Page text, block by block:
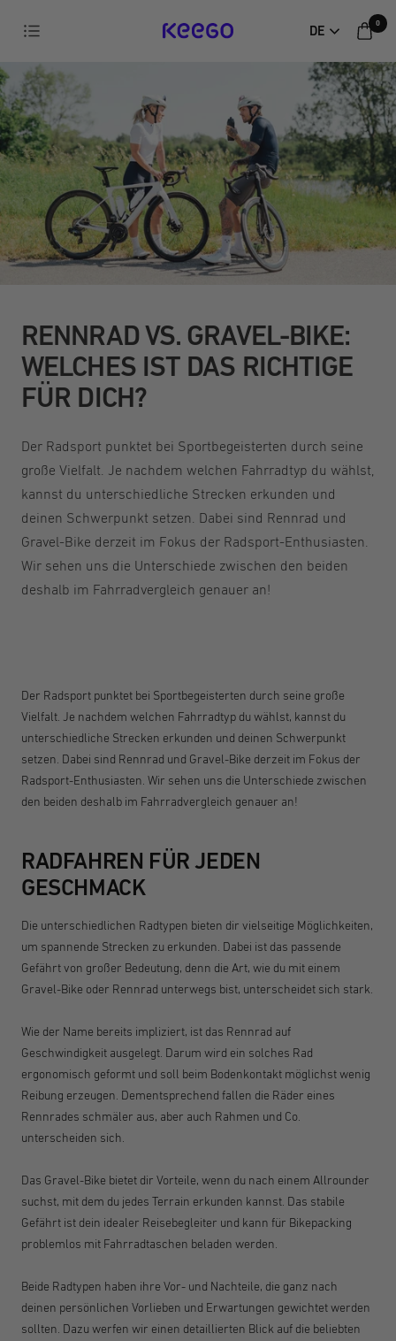
Navigation KEEGO DE
0
RENNRAD VS. GRAVEL-BIKE:
WELCHES IST DAS RICHTIGE
FÜR DICH?
Der Radsport punktet bei Sportbegeisterten durch seine
große Vielfalt. Je nachdem welchen Fahrradtyp du wählst,
kannst du unterschiedliche Strecken erkunden und
deinen Schwerpunkt setzen. Dabei sind Rennrad und
Gravel-Bike derzeit im Fokus der Radsport-Enthusiasten.
Wir sehen uns die Unterschiede zwischen den beiden
deshalb im Fahrradvergleich genauer an!
Der Radsport punktet bei Sportbegeisterten durch seine große
Vielfalt. Je nachdem welchen Fahrradtyp du wählst, kannst du
unterschiedliche Strecken erkunden und deinen Schwerpunkt
setzen. Dabei sind Rennrad und Gravel-Bike derzeit im Fokus der
Radsport-Enthusiasten. Wir sehen uns die Unterschiede zwischen
den beiden deshalb im Fahrradvergleich genauer an!
RADFAHREN FÜR JEDEN
GESCHMACK
Die unterschiedlichen Radtypen bieten dir vielseitige Möglichkeiten,
um spannende Strecken zu erkunden. Dabei ist das passende
Gefährt von großer Bedeutung, denn die Art, wie du mit einem
Gravel-Bike oder Rennrad unterwegs bist, unterscheidet sich stark.
Wie der Name bereits impliziert, ist das Rennrad auf
Geschwindigkeit ausgelegt. Darum wird ein solches Rad
ergonomisch geformt und soll beim Bodenkontakt möglichst wenig
Reibung erzeugen. Dementsprechend fallen die Räder eines
Rennrades schmäler aus, aber auch Rahmen und Co.
unterscheiden sich.
Das Gravel-Bike bietet dir Vorteile, wenn du nach einem Allrounder
suchst, mit dem du jedes Terrain erkunden kannst. Das stabile
Gefährt ist dein idealer Reisebegleiter und kann für Bikepacking
problemlos mit Fahrradtaschen beladen werden.
Beide Radtypen haben ihre Vor- und Nachteile, die ganz nach
deinen persönlichen Vorlieben und Erwartungen gewichtet werden
sollten. Dazu werfen wir einen detaillierten Blick auf die beliebten